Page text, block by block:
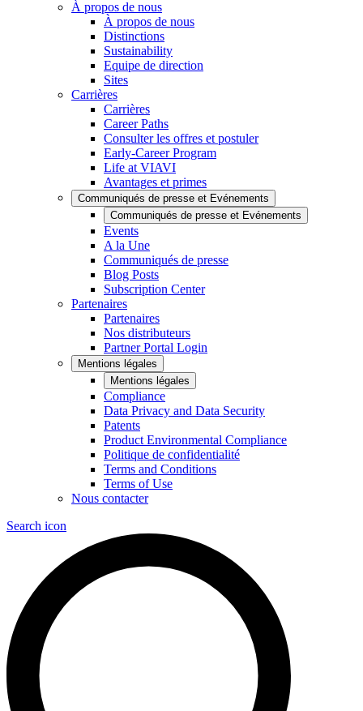
À propos de nous
À propos de nous
Distinctions
Sustainability
Equipe de direction
Sites
Carrières
Carrières
Career Paths
Consulter les offres et postuler
Early-Career Program
Life at VIAVI
Avantages et primes
Communiqués de presse et Evénements
Communiqués de presse et Evénements
Events
A la Une
Communiqués de presse
Blog Posts
Subscription Center
Partenaires
Partenaires
Nos distributeurs
Partner Portal Login
Mentions légales
Mentions légales
Compliance
Data Privacy and Data Security
Patents
Product Environmental Compliance
Politique de confidentialité
Terms and Conditions
Terms of Use
Nous contacter
Search icon